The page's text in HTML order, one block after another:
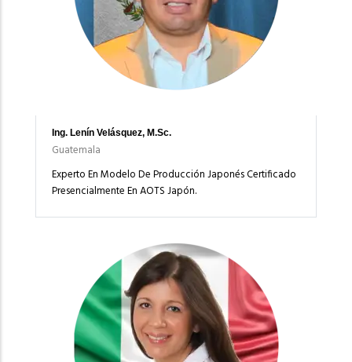
Ing. Lenín Velásquez, M.Sc.
Guatemala
Experto En Modelo De Producción Japonés Certificado
Presencialmente En AOTS Japón.